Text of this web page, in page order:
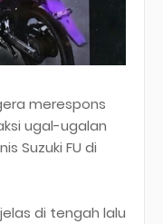
merespons
ugal-ugalan
Suzuki FU di
di tengah lalu